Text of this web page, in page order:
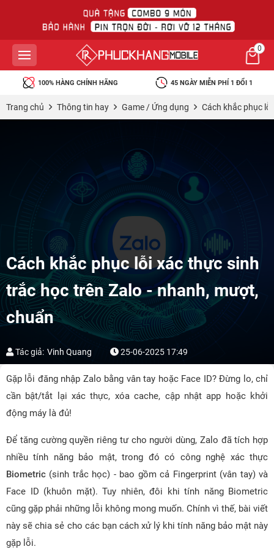
0
100% HÀNG CHÍNH HÃNG 45 NGÀY MIỄN PHÍ 1 ĐỔI 1
Trang chủ Thông tin hay Game / Ứng dụng Cách khắc phục
Cách khắc phục lỗi xác thực sinh
trắc học trên Zalo - nhanh, mượt,
chuẩn
Tác giả: Vinh Quang 25-06-2025 17:49
Gặp lỗi đăng nhập Zalo bằng vân tay hoặc Face ID? Đừng lo, chỉ
cần bật/tắt lại xác thực, xóa cache, cập nhật app hoặc khởi
động máy là đủ!
Để tăng cường quyền riêng tư cho người dùng, Zalo đã tích hợp
nhiều tính năng bảo mật, trong đó có công nghệ xác thực
Biometric (sinh trắc học) - bao gồm cả Fingerprint (vân tay) và
Face ID (khuôn mặt). Tuy nhiên, đôi khi tính năng Biometric
cũng gặp phải những lỗi không mong muốn. Chính vì thế, bài viết
này sẽ chia sẻ cho các bạn cách xử lý khi tính năng bảo mật này
gặp lỗi.